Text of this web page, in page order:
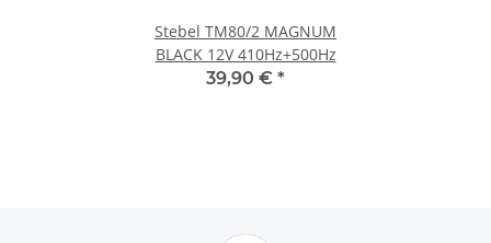
Stebel TM80/2 MAGNUM
BLACK 12V 410Hz+500Hz
39,90 € *